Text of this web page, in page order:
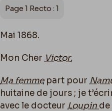
Page 1 Recto : 1
Mai 1868.
Mon Cher Victor,
Ma femmepart pour
huitaine de jours ; je
avec le docteur Loupin de